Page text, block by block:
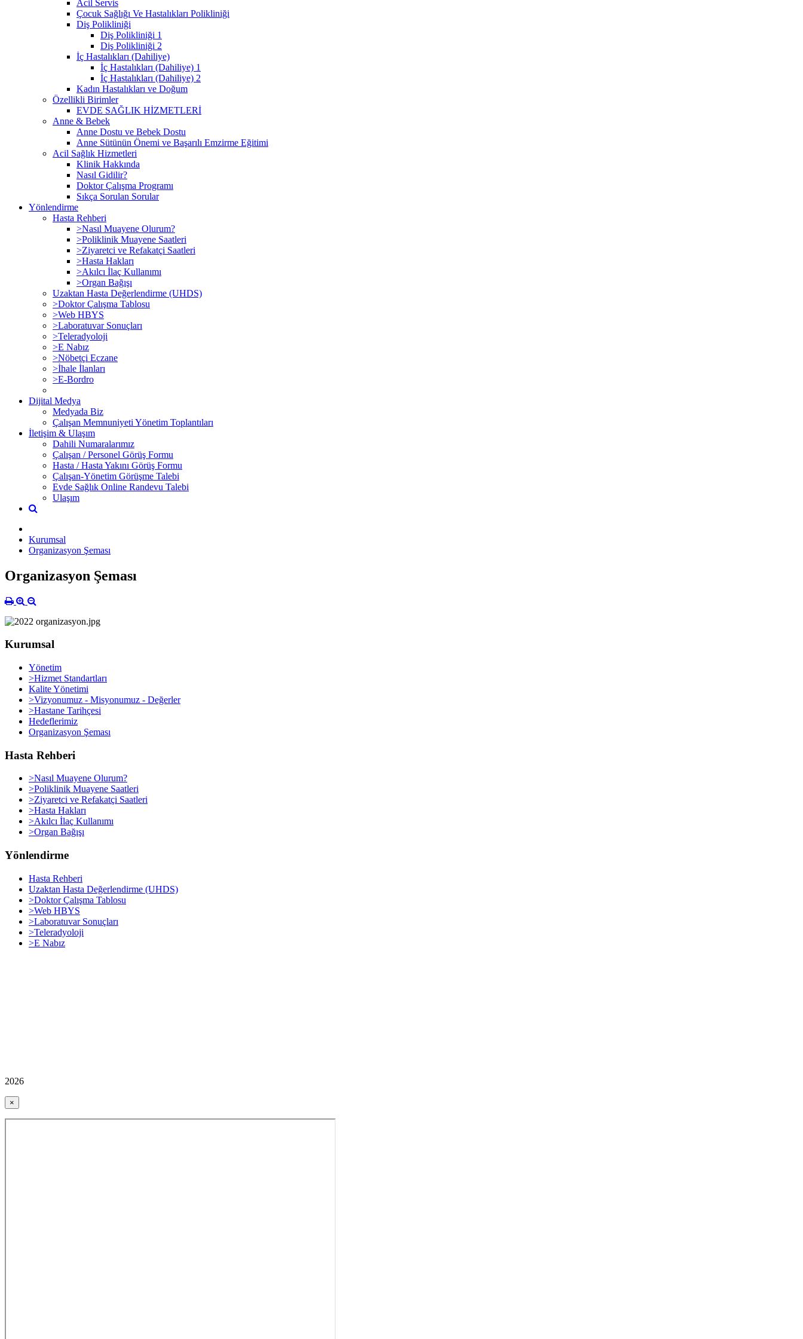
Acil Servis
Çocuk Sağlığı Ve Hastalıkları Polikliniği
Diş Polikliniği
Diş Polikliniği 1
Diş Polikliniği 2
İç Hastalıkları (Dahiliye)
İç Hastalıkları (Dahiliye) 1
İç Hastalıkları (Dahiliye) 2
Kadın Hastalıkları ve Doğum
Özellikli Birimler
EVDE SAĞLIK HİZMETLERİ
Anne & Bebek
Anne Dostu ve Bebek Dostu
Anne Sütünün Önemi ve Başarılı Emzirme Eğitimi
Acil Sağlık Hizmetleri
Klinik Hakkında
Nasıl Gidilir?
Doktor Çalışma Programı
Sıkça Sorulan Sorular
Yönlendirme
Hasta Rehberi
>Nasıl Muayene Olurum?
>Poliklinik Muayene Saatleri
>Ziyaretci ve Refakatçi Saatleri
>Hasta Hakları
>Akılcı İlaç Kullanımı
>Organ Bağışı
Uzaktan Hasta Değerlendirme (UHDS)
>Doktor Çalışma Tablosu
>Web HBYS
>Laboratuvar Sonuçları
>Teleradyoloji
>E Nabız
>Nöbetçi Eczane
>İhale İlanları
>E-Bordro
Dijital Medya
Medyada Biz
Çalışan Memnuniyeti Yönetim Toplantıları
İletişim & Ulaşım
Dahili Numaralarımız
Çalışan / Personel Görüş Formu
Hasta / Hasta Yakını Görüş Formu
Çalışan-Yönetim Görüşme Talebi
Evde Sağlık Online Randevu Talebi
Ulaşım
Kurumsal
Organizasyon Şeması
Organizasyon Şeması
Kurumsal
Yönetim
>Hizmet Standartları
Kalite Yönetimi
>Vizyonumuz - Misyonumuz - Değerler
>Hastane Tarihçesi
Hedeflerimiz
Organizasyon Şeması
Hasta Rehberi
>Nasıl Muayene Olurum?
>Poliklinik Muayene Saatleri
>Ziyaretci ve Refakatçi Saatleri
>Hasta Hakları
>Akılcı İlaç Kullanımı
>Organ Bağışı
Yönlendirme
Hasta Rehberi
Uzaktan Hasta Değerlendirme (UHDS)
>Doktor Çalışma Tablosu
>Web HBYS
>Laboratuvar Sonuçları
>Teleradyoloji
>E Nabız
2026
×